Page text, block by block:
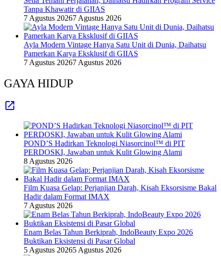
Tanpa Khawatir di GIIAS
7 Agustus 20267 Agustus 2026
Ayla Modern Vintage Hanya Satu Unit di Dunia, Daihatsu
Pamerkan Karya Eksklusif di GIIAS
7 Agustus 20267 Agustus 2026
GAYA HIDUP
POND’S Hadirkan Teknologi Niasorcinol™ di PIT
PERDOSKI, Jawaban untuk Kulit Glowing Alami
8 Agustus 2026
Film Kuasa Gelap: Perjanjian Darah, Kisah Eksorsisme Bakal
Hadir dalam Format IMAX
7 Agustus 2026
Enam Belas Tahun Berkiprah, IndoBeauty Expo 2026
Buktikan Eksistensi di Pasar Global
5 Agustus 20265 Agustus 2026